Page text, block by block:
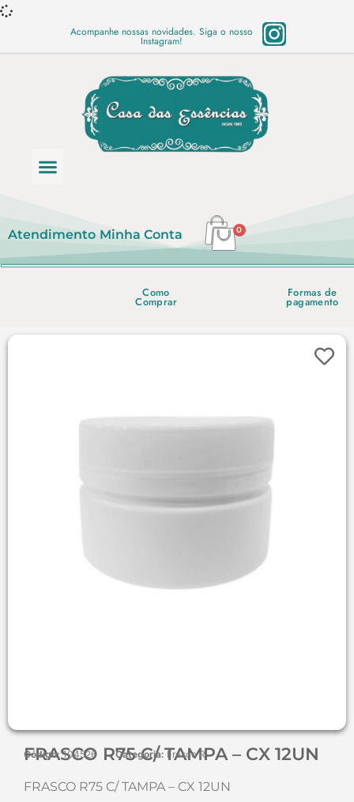
Acompanhe nossas novidades. Siga o nosso
Instagram!
Atendimento Minha Conta 0
Como
Comprar
Formas de
pagamento
FRASCO R75 C/ TAMPA – CX 12UN
Código:104526 Categoria: Frasco R
FRASCO R75 C/ TAMPA – CX 12UN